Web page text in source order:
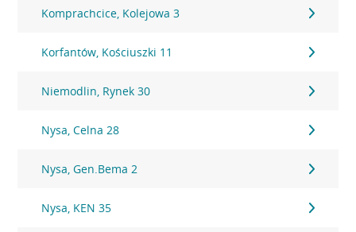
Komprachcice, Kolejowa 3
Korfantów, Kościuszki 11
Niemodlin, Rynek 30
Nysa, Celna 28
Nysa, Gen.Bema 2
Nysa, KEN 35